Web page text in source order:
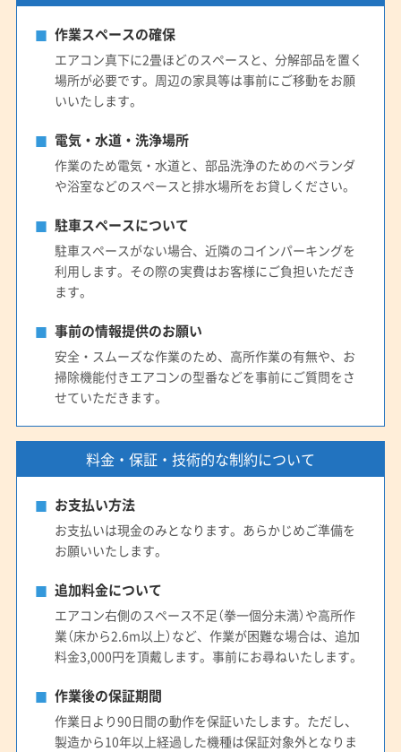
作業スペースの確保
エアコン真下に2畳ほどのスペースと、分解部品を置く
場所が必要です。周辺の家具等は事前にご移動をお願
いいたします。
電気・水道・洗浄場所
作業のため電気・水道と、部品洗浄のためのベランダ
や浴室などのスペースと排水場所をお貸しください。
駐車スペースについて
駐車スペースがない場合、近隣のコインパーキングを
利用します。その際の実費はお客様にご負担いただき
ます。
事前の情報提供のお願い
安全・スムーズな作業のため、高所作業の有無や、お
掃除機能付きエアコンの型番などを事前にご質問をさ
せていただきます。
料金・保証・技術的な制約について
お支払い方法
お支払いは現金のみとなります。あらかじめご準備を
お願いいたします。
追加料金について
エアコン右側のスペース不足（拳一個分未満）や高所作
業（床から2.6m以上）など、作業が困難な場合は、追加
料金3,000円を頂戴します。事前にお尋ねいたします。
作業後の保証期間
作業日より90日間の動作を保証いたします。ただし、
製造から10年以上経過した機種は保証対象外となりま